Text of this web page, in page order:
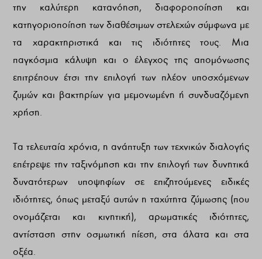
την καλύτερη κατανόηση, διαφοροποίηση και
κατηγοριοποίηση των διαθέσιμων στελεχών σύμφωνα με
τα χαρακτηριστικά και τις ιδιότητες τους. Μια
παγκόσμια κάλυψη και ο έλεγχος της απομόνωσης
επιτρέπουν έτσι την επιλογή των πλέον υποσχόμενων
ζυμών και βακτηρίων για μεμονωμένη ή συνδυαζόμενη
χρήση.
Τα τελευταία χρόνια, η ανάπτυξη των τεχνικών διαλογής
επέτρεψε την ταξινόμηση και την επιλογή των δυνητικά
δυνατότερων υποψηφίων σε επιζητούμενες ειδικές
ιδιότητες, όπως μεταξύ αυτών η ταχύτητα ζύμωσης (που
ονομάζεται και κινητική), αρωματικές ιδιότητες,
αντίσταση στην οσμωτική πίεση, στα άλατα και στα
οξέα.